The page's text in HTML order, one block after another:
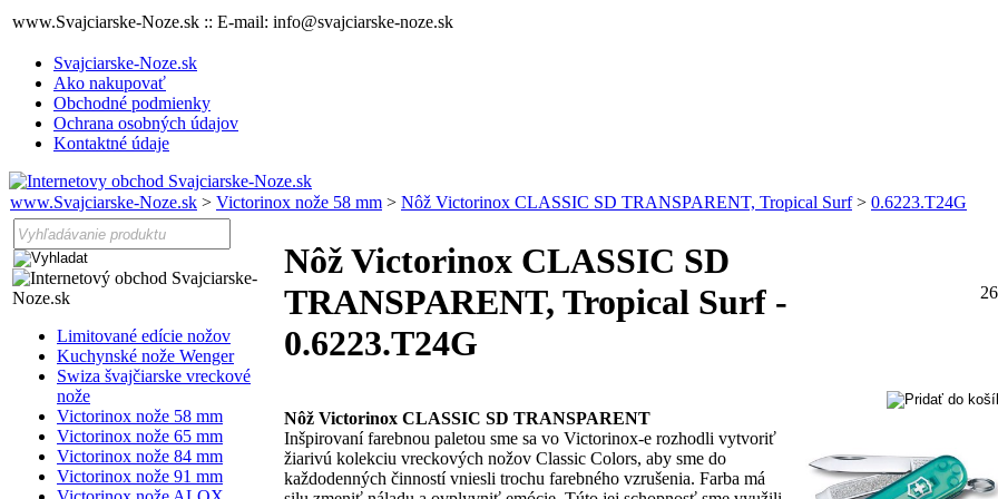
www.Svajciarske-Noze.sk :: E-mail: info@svajciarske-noze.sk
Svajciarske-Noze.sk
Ako nakupovať
Obchodné podmienky
Ochrana osobných údajov
Kontaktné údaje
www.Svajciarske-Noze.sk > Victorinox nože 58 mm > Nôž Victorinox CLASSIC SD TRANSPARENT, Tropical Surf> 0.6223.T24G
Limitované edície nožov
Kuchynské nože Wenger
Swiza švajčiarske vreckové
nože
Victorinox nože 58 mm
Victorinox nože 65 mm
Victorinox nože 84 mm
Victorinox nože 91 mm
Nôž Victorinox CLASSIC SD
TRANSPARENT, Tropical Surf -
0.6223.T24G
Nôž Victorinox CLASSIC SD TRANSPARENT
Inšpirovaní farebnou paletou sme sa vo Victorinox-e rozhodli vytvoriť
žiarivú kolekciu vreckových nožov Classic Colors, aby sme do
každodenných činností vniesli trochu farebného vzrušenia. Farba má